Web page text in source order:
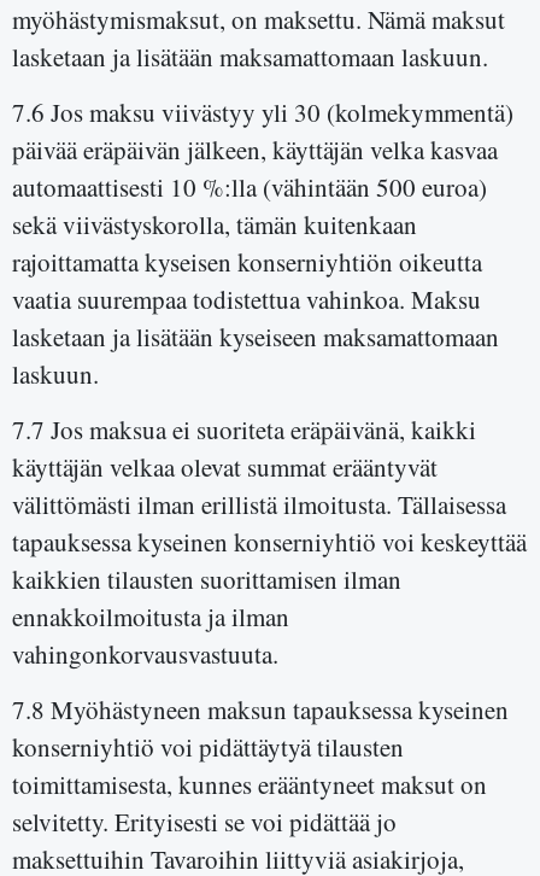
myöhästymismaksut, on maksettu. Nämä maksut
lasketaan ja lisätään maksamattomaan laskuun.
7.6 Jos maksu viivästyy yli 30 (kolmekymmentä)
päivää eräpäivän jälkeen, käyttäjän velka kasvaa
automaattisesti 10 %:lla (vähintään 500 euroa)
sekä viivästyskorolla, tämän kuitenkaan
rajoittamatta kyseisen konserniyhtiön oikeutta
vaatia suurempaa todistettua vahinkoa. Maksu
lasketaan ja lisätään kyseiseen maksamattomaan
laskuun.
7.7 Jos maksua ei suoriteta eräpäivänä, kaikki
käyttäjän velkaa olevat summat erääntyvät
välittömästi ilman erillistä ilmoitusta. Tällaisessa
tapauksessa kyseinen konserniyhtiö voi keskeyttää
kaikkien tilausten suorittamisen ilman
ennakkoilmoitusta ja ilman
vahingonkorvausvastuuta.
7.8 Myöhästyneen maksun tapauksessa kyseinen
konserniyhtiö voi pidättäytyä tilausten
toimittamisesta, kunnes erääntyneet maksut on
selvitetty. Erityisesti se voi pidättää jo
maksettuihin Tavaroihin liittyviä asiakirjoja,